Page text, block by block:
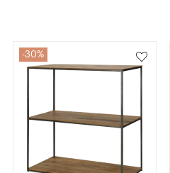
30%